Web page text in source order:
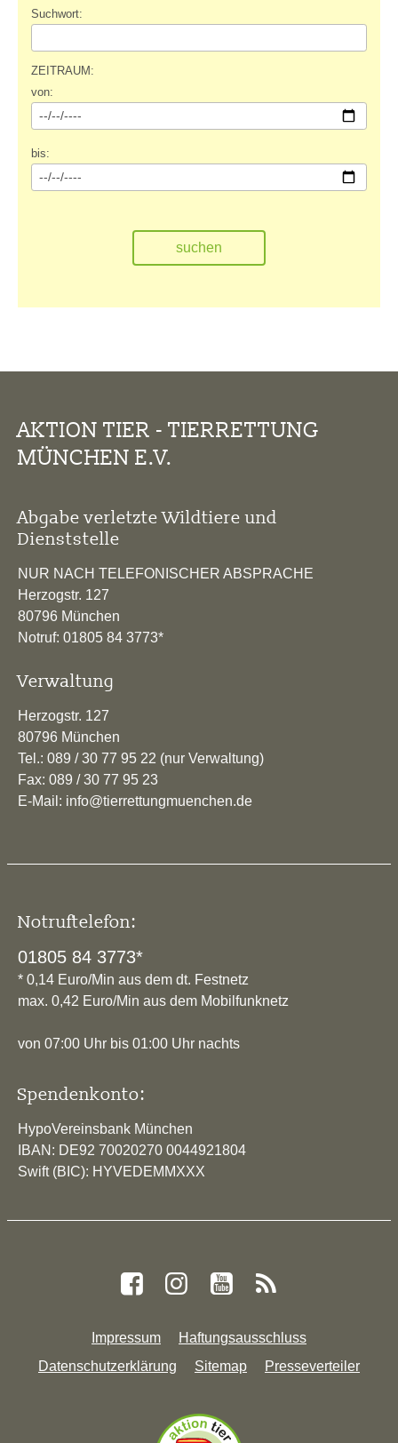
Suchwort:
ZEITRAUM:
von:
bis:
AKTION TIER - TIERRETTUNG
MÜNCHEN E.V.
Abgabe verletzte Wildtiere und
Dienststelle
NUR NACH TELEFONISCHER ABSPRACHE
Herzogstr. 127
80796 München
Notruf: 01805 84 3773*
Verwaltung
Herzogstr. 127
80796 München
Tel.: 089 / 30 77 95 22 (nur Verwaltung)
Fax: 089 / 30 77 95 23
E-Mail: info@tierrettungmuenchen.de
Notruftelefon:
01805 84 3773*
* 0,14 Euro/Min aus dem dt. Festnetz
max. 0,42 Euro/Min aus dem Mobilfunknetz
von 07:00 Uhr bis 01:00 Uhr nachts
Spendenkonto:
HypoVereinsbank München
IBAN: DE92 70020270 0044921804
Swift (BIC): HYVEDEMMXXX
Impressum
Haftungsausschluss
Datenschutzerklärung
Sitemap Presseverteiler